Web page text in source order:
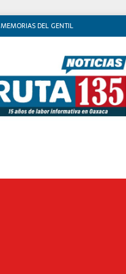
MEMORIAS DEL GENTIL